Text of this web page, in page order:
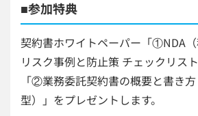
■参加特典
契約書ホワイトペーパー「①NDA
リスク事例と防止策 チェックリス
「②業務委託契約書の概要と書き
型）」をプレゼントします。